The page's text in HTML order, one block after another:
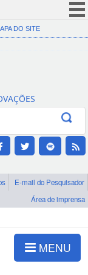
(COVID-19)
Canais
DO SITE
E-mail do Pesquisador
Área de imprensa
MENU